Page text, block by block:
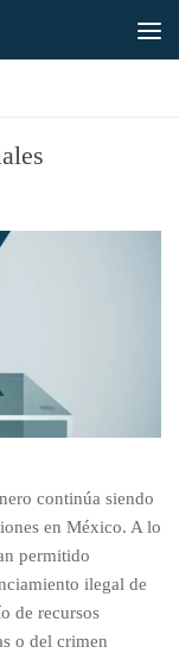
continúa siendo
en México. A lo
permitido
ilegal de
de recursos
o del crimen